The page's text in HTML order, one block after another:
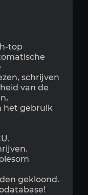
top
schrijven
van de
het gebruik
gekloond.